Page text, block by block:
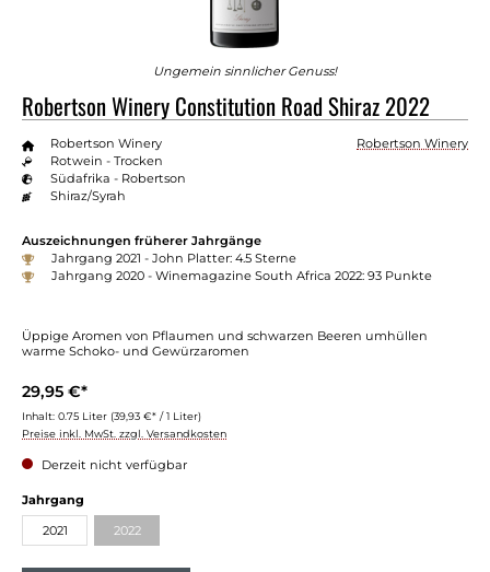
Ungemein sinnlicher Genuss!
Robertson Winery Constitution Road Shiraz 2022
Robertson Winery
Robertson Winery
Rotwein - Trocken
Südafrika - Robertson
Shiraz/Syrah
Auszeichnungen früherer Jahrgänge
Jahrgang 2021 - John Platter: 4.5 Sterne
Jahrgang 2020 - Winemagazine South Africa 2022: 93 Punkte
Üppige Aromen von Pflaumen und schwarzen Beeren umhüllen
warme Schoko- und Gewürzaromen
29,95 €*
Inhalt: 0.75 Liter (39,93 €* / 1 Liter)
Preise inkl. MwSt. zzgl. Versandkosten
Derzeit nicht verfügbar
Jahrgang
2021 2022